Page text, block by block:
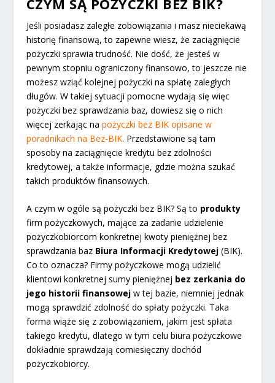
Jeśli posiadasz zaległe zobowiązania i masz nieciekawą
historię finansową, to zapewne wiesz, że zaciągnięcie
pożyczki sprawia trudność. Nie dość, że jesteś w
pewnym stopniu ograniczony finansowo, to jeszcze nie
możesz wziąć kolejnej pożyczki na spłatę zaległych
długów. W takiej sytuacji pomocne wydają się więc
pożyczki bez sprawdzania baz, dowiesz się o nich
więcej zerkając na pożyczki bez BIK opisane w
poradnikach na Bez-BIK. Przedstawione są tam
sposoby na zaciągnięcie kredytu bez zdolności
kredytowej, a także informacje, gdzie można szukać
takich produktów finansowych.
A czym w ogóle są pożyczki bez BIK? Są to produkty
firm pożyczkowych, mające za zadanie udzielenie
pożyczkobiorcom konkretnej kwoty pieniężnej bez
sprawdzania baz Biura Informacji Kredytowej(BIK).
Co to oznacza? Firmy pożyczkowe mogą udzielić
klientowi konkretnej sumy pieniężnej bez zerkania do
jego historii finansowej w tej bazie, niemniej jednak
mogą sprawdzić zdolność do spłaty pożyczki. Taka
forma wiąże się z zobowiązaniem, jakim jest spłata
takiego kredytu, dlatego w tym celu biura pożyczkowe
dokładnie sprawdzają comiesięczny dochód
pożyczkobiorcy.